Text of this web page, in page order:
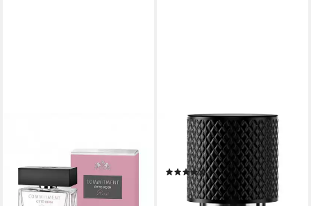
Commitment Rosé I Eau de
Parfum 30 ml, 1-tlg.
19,90 €
lieferbar - in 5-6 Werktagen bei dir
OTTO KERN
Eau de Toilette Ultimate Black,
1-tlg., mit würziger Herznote
(2)
23,99 € UVP29,50 €
(479,80 €/ 1 l)